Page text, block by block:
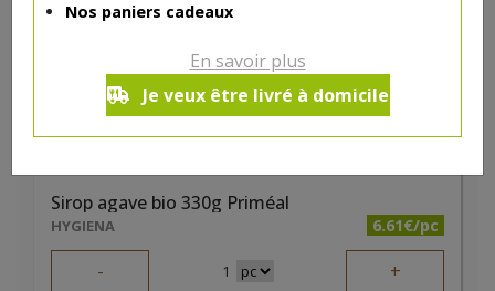
Nos paniers cadeaux
En savoir plus
Je veux être livré à domicile
Sirop agave bio 330g Priméal
HYGIENA 6.61€/pc
- 1 +